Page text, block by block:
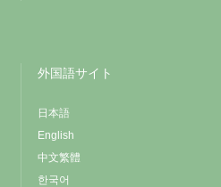
外国語サイト
日本語
English
中文繁體
한국어